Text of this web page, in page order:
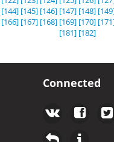
[144] [145] [146] [147] [148]
[166] [167] [168] [169] [170]
[181] [182]
Connected